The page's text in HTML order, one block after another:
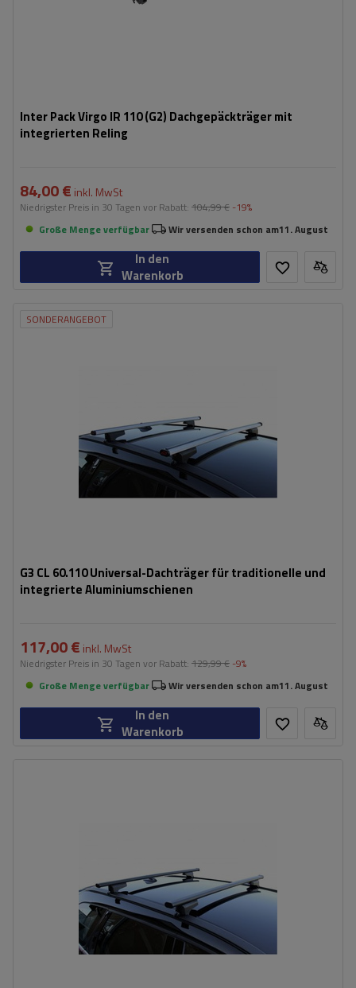
Inter Pack Virgo IR 110 (G2) Dachgepäckträger mit
integrierten Reling
84,00 € inkl. MwSt
Niedrigster Preis in 30 Tagen vor Rabatt: 104,99 € -19%
Große Menge verfügbar
Wir versenden schon am11. August
In den
Warenkorb
SONDERANGEBOT
G3 CL 60.110 Universal-Dachträger für traditionelle und
integrierte Aluminiumschienen
117,00 € inkl. MwSt
Niedrigster Preis in 30 Tagen vor Rabatt: 129,99 € -9%
Große Menge verfügbar
Wir versenden schon am11. August
In den
Warenkorb